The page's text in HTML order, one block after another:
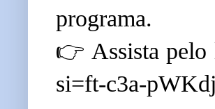
programa.
👉 Assista pelo
si=ft-c3a-